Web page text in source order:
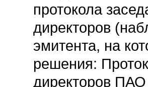
протокола
директоров
эмитента, на
решения:
директоров ПАО